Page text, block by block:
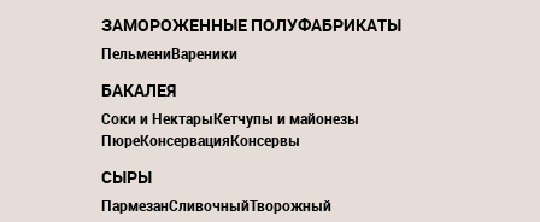
ЗАМОРОЖЕННЫЕ ПОЛУФАБРИКАТЫ
ПельмениВареники
БАКАЛЕЯ
Соки и НектарыКетчупы и майонезы
ПюреКонсервацияКонсервы
СЫРЫ
ПармезанСливочныйТворожный